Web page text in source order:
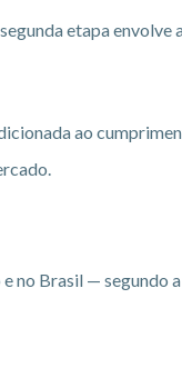
etapa envolve
ao
no Brasil — segundo a